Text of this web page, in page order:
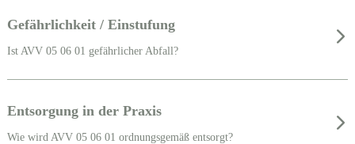
Gefährlichkeit / Einstufung
Ist AVV 05 06 01 gefährlicher Abfall?
Entsorgung in der Praxis
Wie wird AVV 05 06 01 ordnungsgemäß entsorgt?